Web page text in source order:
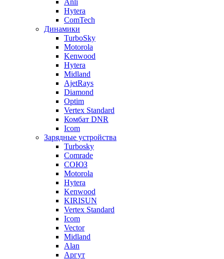
Anli
Hytera
ComTech
Динамики
TurboSky
Motorola
Kenwood
Hytera
Midland
AjetRays
Diamond
Optim
Vertex Standard
Комбат DNR
Icom
Зарядные устройства
Turbosky
Comrade
СОЮЗ
Motorola
Hytera
Kenwood
KIRISUN
Vertex Standard
Icom
Vector
Midland
Alan
Аргут